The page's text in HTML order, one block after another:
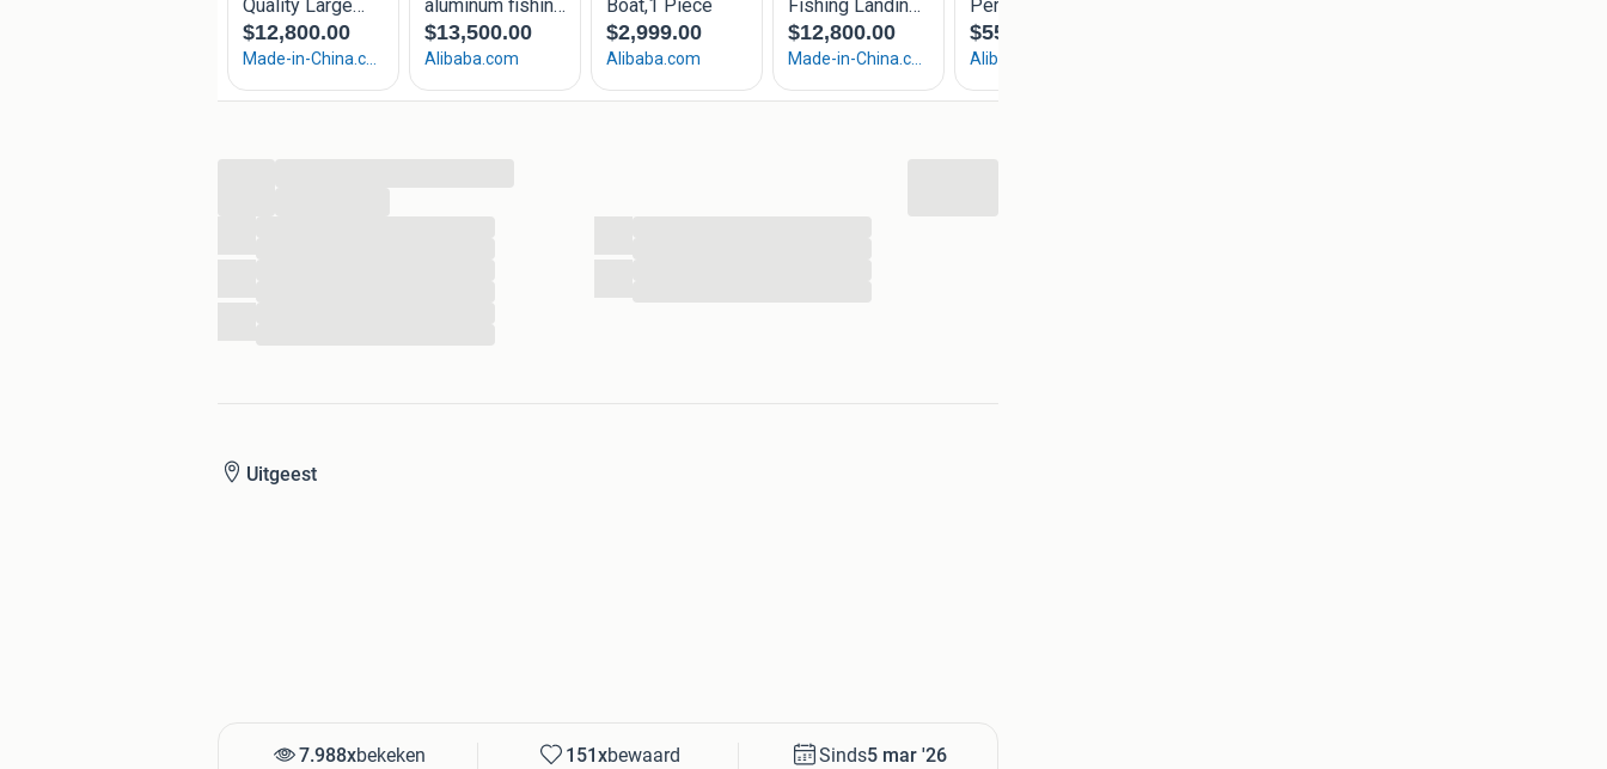
Uitgeest
7.988xbekeken 151xbewaard Sinds5 mar '26